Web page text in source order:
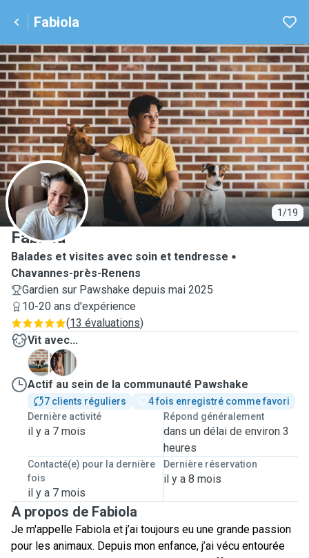
Fabiola
1/19
F
Fabiola
Balades et visites avec soin et tendresse
Chavannes-près-Renens
Gardien sur Pawshake depuis mai 2025
10-20 ans d'expérience
(13 évaluations)
Vit avec...
A
B
Actif au sein de la communauté Pawshake
7 clients réguliers
4 fois enregistré comme favori
Dernière activité
il y a 7 mois
Répond généralement
dans un délai de environ 3
heures
Contacté(e) pour la dernière
fois
il y a 7 mois
Dernière réservation
il y a 8 mois
A propos de Fabiola
Je m'appelle Fabiola et j’ai toujours eu une grande passion
pour les animaux. Depuis mon enfance, j’ai vécu entourée